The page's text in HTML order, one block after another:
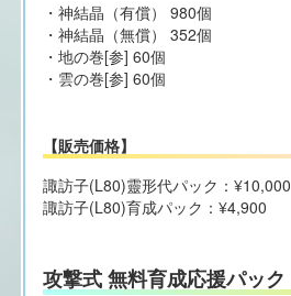
・神結晶（有償） 980個
・神結晶（無償） 352個
・地の巻[参] 60個
・雲の巻[参] 60個
【販売価格】
諏訪子(L80)靈形代パック：¥10,000
諏訪子(L80)育成パック：¥4,900
攻撃式 無料育成応援パック